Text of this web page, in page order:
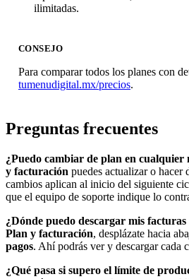
ilimitadas.
CONSEJO
Para comparar todos los planes con
tumenudigital.mx/precios.
Preguntas frecuentes
¿Puedo cambiar de plan en cualquier
y facturación puedes actualizar o
cambios aplican al inicio del siguiente
que el equipo de soporte indique lo
¿Dónde puedo descargar mis
Plan y facturación, desplázate hacia
pagos. Ahí podrás ver y descargar cada
¿Qué pasa si supero el límite de